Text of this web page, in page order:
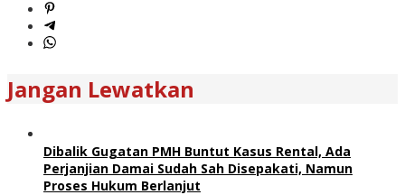
Jangan Lewatkan
Dibalik Gugatan PMH Buntut Kasus Rental, Ada
Perjanjian Damai Sudah Sah Disepakati, Namun
Proses Hukum Berlanjut